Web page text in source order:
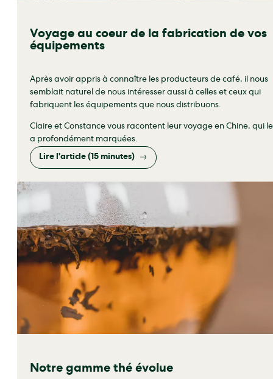
Voyage au coeur de la fabrication de vos
équipements
Après avoir appris à connaître les producteurs de café, il nous
semblait naturel de nous intéresser aussi à celles et ceux qui
fabriquent les équipements que nous distribuons.
Claire et Constance vous racontent leur voyage en Chine, qui
a profondément marquées.
Lire l'article (15 minutes)
Notre gamme thé évolue